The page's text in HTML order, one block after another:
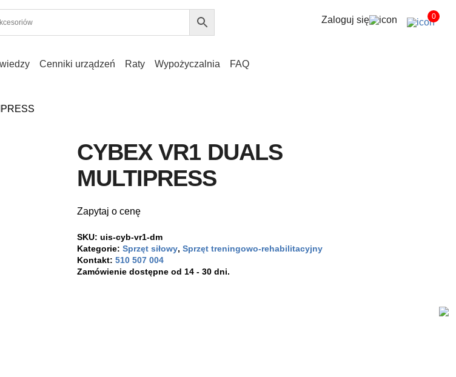
Zaloguj się 0
Cenniki urządzeń Raty Wypożyczalnia FAQ
CYBEX VR1 DUALS
MULTIPRESS
Zapytaj o cenę
SKU: uis-cyb-vr1-dm
Kategorie: Sprzęt siłowy, Sprzęt treningowo-rehabilitacyjny
Kontakt: 510 507 004
Zamówienie dostępne od 14 - 30 dni.